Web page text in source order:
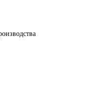
производства